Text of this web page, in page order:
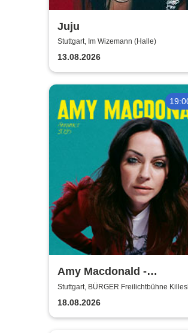
Juju
Stuttgart, Im Wizemann (Halle)
13.08.2026
Amy Macdonald -
Sommershows 2026
Stuttgart, BÜRGER Freilichtbühne
18.08.2026